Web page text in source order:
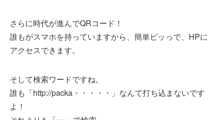
さらに時代が進んでQRコード！
誰もがスマホを持っていますから、簡単ピッっで、HPに
アクセスできます。
そして検索ワードですね。
誰も「http://packa・・・・・」なんて打ち込まないです
よ！